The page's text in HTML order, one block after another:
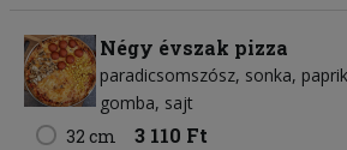
Négy évszak pizza
paradicsomszósz sonka
gomba sajt
32 cm
3 110 Ft